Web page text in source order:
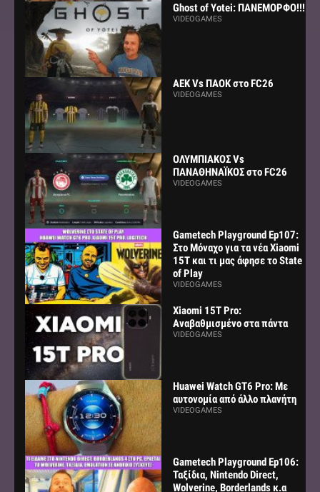
Ghost of Yotei: ΠΑΝΕΜΟΡΦΟ!!!
VIDEOGAMES
AEK Vs ΠΑΟΚ στο FC26
VIDEOGAMES
ΟΛΥΜΠΙΑΚΟΣ Vs
ΠΑΝΑΘΗΝΑΪΚΟΣ στο FC26
VIDEOGAMES
Gametech Playground Ep107:
Στο Μόναχο για τα νέα Xiaomi
15Τ και τι μας άφησε το State
of Play
VIDEOGAMES
Xiaomi 15T Pro:
Αναβαθμισμένο στα πάντα
VIDEOGAMES
Huawei Watch GT6 Pro: Με
αυτονομία από άλλο πλανήτη
VIDEOGAMES
Gametech Playground Ep106:
Ταξίδια, Nintendo Direct,
Wolverine, Borderlands κ.α